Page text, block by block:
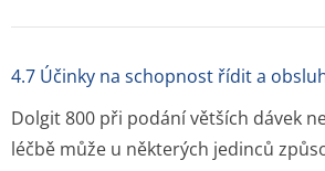
4.7 Účinky na schopnost řídit a
Dolgit 800 při podání větších dávek
léčbě může u některých jedinců